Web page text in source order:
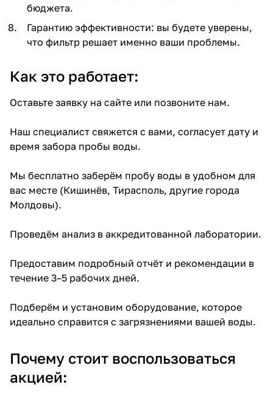
бюджета.
Гарантию эффективности: вы будете уверены,
что фильтр решает именно ваши проблемы.
Как это работает:
Оставьте заявку на сайте или позвоните нам.
Наш специалист свяжется с вами, согласует дату и
время забора пробы воды.
Мы бесплатно заберём пробу воды в удобном для
вас месте (Кишинёв, Тирасполь, другие города
Молдовы).
Проведём анализ в аккредитованной лаборатории.
Предоставим подробный отчёт и рекомендации в
течение 3–5 рабочих дней.
Подберём и установим оборудование, которое
идеально справится с загрязнениями вашей воды.
Почему стоит воспользоваться
акцией: